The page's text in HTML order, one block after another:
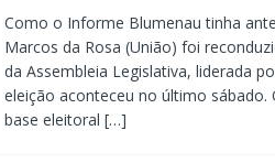
Como o Informe Blumenau tinha
Marcos da Rosa (União) foi
da Assembleia Legislativa, liderada
eleição aconteceu no último sábado.
base eleitoral […]